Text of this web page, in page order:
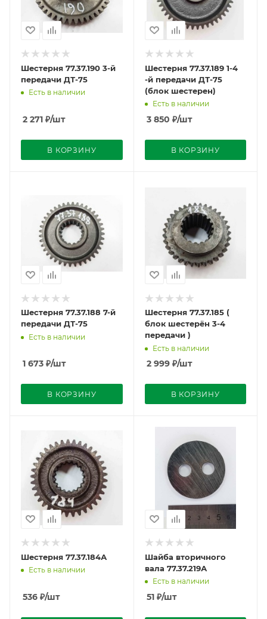
Шестерня 77.37.190 3-й
передачи ДТ-75
Есть в наличии
2 271 ₽/шт
В КОРЗИНУ
Шестерня 77.37.189 1-4
-й передачи ДТ-75
(блок шестерен)
Есть в наличии
3 850 ₽/шт
В КОРЗИНУ
Шестерня 77.37.188 7-й
передачи ДТ-75
Есть в наличии
1 673 ₽/шт
В КОРЗИНУ
Шестерня 77.37.185 (
блок шестерён 3-4
передачи )
Есть в наличии
2 999₽/шт
В КОРЗИНУ
Шестерня 77.37.184А
Есть в наличии
536 ₽/шт
Шайба вторичного
вала 77.37.219А
Есть в наличии
51₽/шт